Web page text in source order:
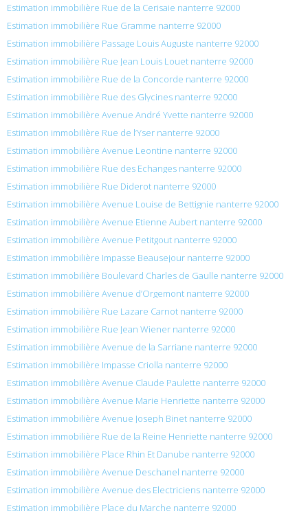
Estimation immobilière Rue de la Cerisaie nanterre 92000
Estimation immobilière Rue Gramme nanterre 92000
Estimation immobilière Passage Louis Auguste nanterre 92000
Estimation immobilière Rue Jean Louis Louet nanterre 92000
Estimation immobilière Rue de la Concorde nanterre 92000
Estimation immobilière Rue des Glycines nanterre 92000
Estimation immobilière Avenue André Yvette nanterre 92000
Estimation immobilière Rue de l’Yser nanterre 92000
Estimation immobilière Avenue Leontine nanterre 92000
Estimation immobilière Rue des Echanges nanterre 92000
Estimation immobilière Rue Diderot nanterre 92000
Estimation immobilière Avenue Louise de Bettignie nanterre 92000
Estimation immobilière Avenue Etienne Aubert nanterre 92000
Estimation immobilière Avenue Petitgout nanterre 92000
Estimation immobilière Impasse Beausejour nanterre 92000
Estimation immobilière Boulevard Charles de Gaulle nanterre 92000
Estimation immobilière Avenue d’Orgemont nanterre 92000
Estimation immobilière Rue Lazare Carnot nanterre 92000
Estimation immobilière Rue Jean Wiener nanterre 92000
Estimation immobilière Avenue de la Sarriane nanterre 92000
Estimation immobilière Impasse Criolla nanterre 92000
Estimation immobilière Avenue Claude Paulette nanterre 92000
Estimation immobilière Avenue Marie Henriette nanterre 92000
Estimation immobilière Avenue Joseph Binet nanterre 92000
Estimation immobilière Rue de la Reine Henriette nanterre 92000
Estimation immobilière Place Rhin Et Danube nanterre 92000
Estimation immobilière Avenue Deschanel nanterre 92000
Estimation immobilière Avenue des Electriciens nanterre 92000
Estimation immobilière Place du Marche nanterre 92000